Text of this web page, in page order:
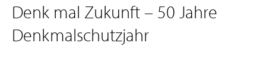
Denk mal Zukunft – 50 Jahre
Denkmalschutzjahr